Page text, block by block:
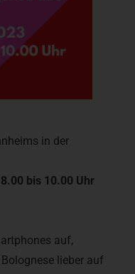
in der
bis 10.00 Uhr
auf,
lieber auf